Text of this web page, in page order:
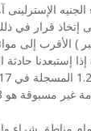
الإسترلينى
إتخاذ قرار في
) الأقرب إلى
إستبعدنا
أمام مناطق شراء